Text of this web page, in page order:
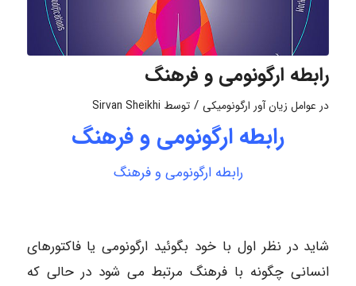
رابطه ارگونومی و فرهنگ
در عوامل زیان آور ارگونومیکی / توسط Sirvan Sheikhi
رابطه ارگونومی و فرهنگ
رابطه ارگونومی و فرهنگ
شاید در نظر اول با خود بگوئید ارگونومی یا فاکتورهای
انسانی چگونه با فرهنگ مرتبط می شود در حالی که